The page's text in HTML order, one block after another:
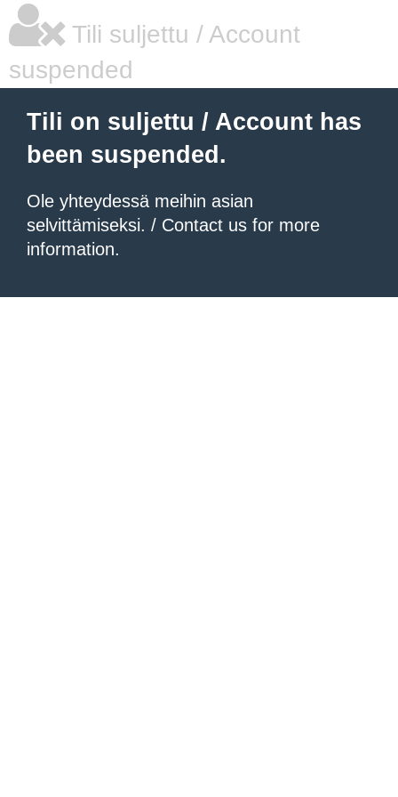
Tili suljettu / Account
suspended
Tili on suljettu / Account has
been suspended.
Ole yhteydessä meihin asian
selvittämiseksi. / Contact us for more
information.